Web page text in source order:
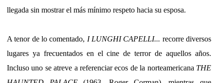
llegada sin mostrar el más mínimo respeto hacia su esposa.
A tenor de lo comentado, I LUNGHI CAPELLI... recorre diversos
lugares ya frecuentados en el cine de terror de aquellos años.
Incluso uno se atreve a referenciar ecos de la norteamericana THE